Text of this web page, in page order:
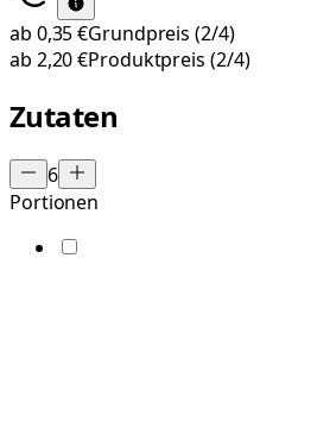
ab 0,35 €Grundpreis (2/4)
ab 2,20 €Produktpreis (2/4)
Zutaten
6
Portionen